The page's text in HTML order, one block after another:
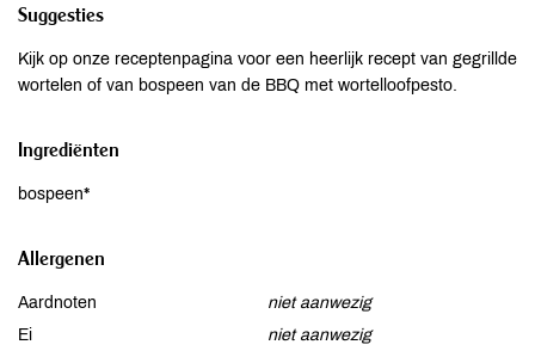
Suggesties
Kijk op onze receptenpagina voor een heerlijk recept van gegrillde
wortelen of van bospeen van de BBQ met wortelloofpesto.
Ingrediënten
bospeen*
Allergenen
Aardnoten
niet aanwezig
Ei
niet aanwezig